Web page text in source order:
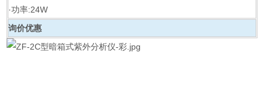
·功率:24W
询价优惠